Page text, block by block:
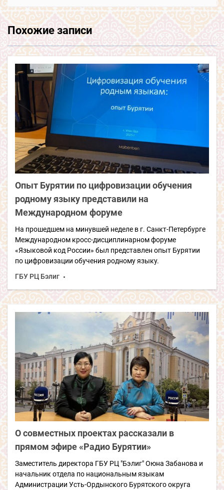
Похожие записи
Опыт Бурятии по цифровизации обучения
родному языку представили на
Международном форуме
На прошедшем на минувшей неделе в г. Санкт-Петербурге
Международном кросс-дисциплинарном форуме
«Языковой код России» был представлен опыт Бурятии
по цифровизации обучения родному языку.
ГБУ РЦ Бэлиг
О совместных проектах рассказали в
прямом эфире «Радио Бурятии»
Заместитель директора ГБУ РЦ "Бэлиг" Оюна Забанова и
начальник отдела по национальным языкам
Администрации Усть-Ордынского Бурятского округа